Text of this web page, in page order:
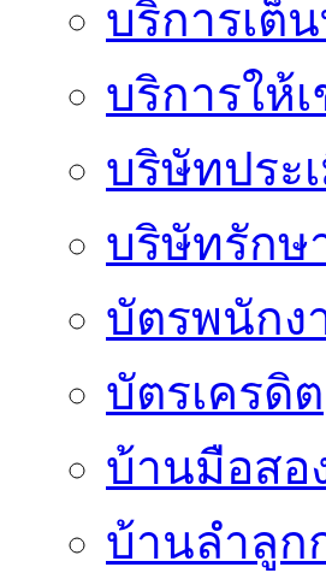
บริการเต็
บริการให้เ
บริษัทประ
บริษัทรักษ
บัตรพนักง
บัตรเครดิต
บ้านมือสอ
บ้านลำลูก